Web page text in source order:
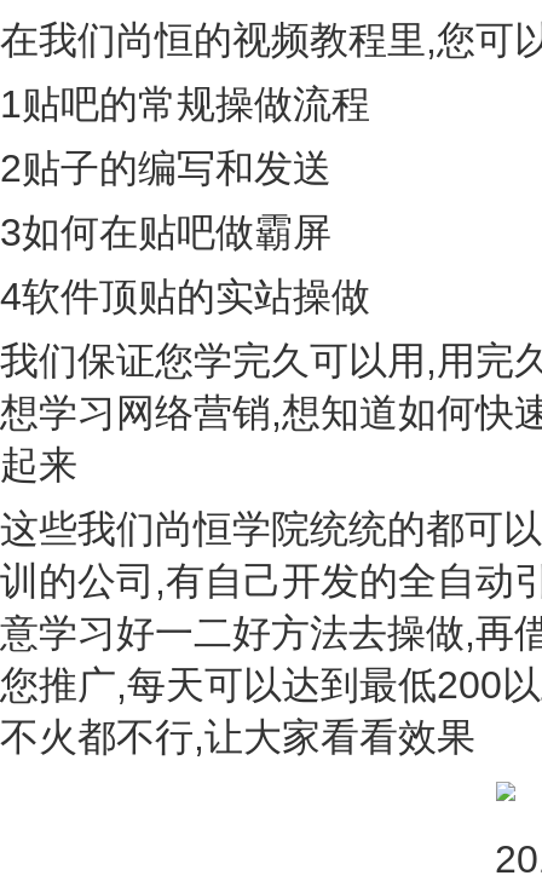
在我们尚恒的视频教程里,您可
1贴吧的常规操做流程
2贴子的编写和发送
3如何在贴吧做霸屏
4软件顶贴的实站操做
我们保证您学完久可以用,用完
想学习网络营销,想知道如何快
起来
这些我们尚恒学院统统的都可
训的公司,有自己开发的全自动
意学习好一二好方法去操做,再
您推广,每天可以达到最低200
不火都不行,让大家看看效果